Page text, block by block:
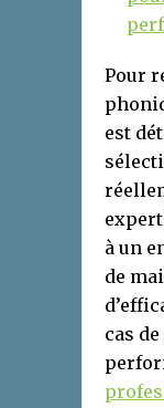
Pour
est
à un
de
cas